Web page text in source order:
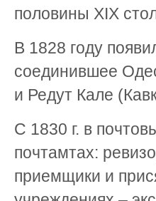
половины ХІХ
В 1828 году
соединившее
и Редут Кале
С 1830 г. в
почтамтах:
приемщики и